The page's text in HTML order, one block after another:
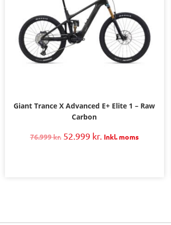
Giant Trance X Advanced E+ Elite 1 – Raw
Carbon
76.999kr. 52.999 kr. Inkl. moms